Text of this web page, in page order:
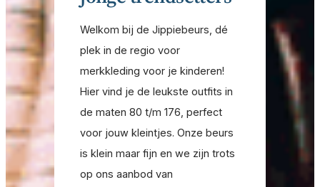
Welkom bij de Jippiebeurs, dé
plek in de regio voor
merkkleding voor je kinderen!
Hier vind je de leukste outfits in
de maten 80 t/m 176, perfect
voor jouw kleintjes. Onze beurs
is klein maar fijn en we zijn trots
op ons aanbod van